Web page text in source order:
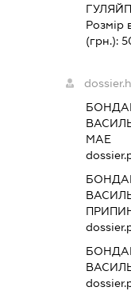
Розмір
(грн.):
МАЕ